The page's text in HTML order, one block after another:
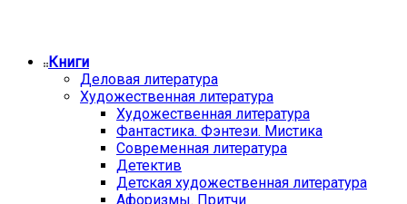
Книги
Деловая литература
Художественная литература
Художественная литература
Фантастика. Фэнтези. Мистика
Современная литература
Детектив
Детская художественная литература
Афоризмы. Притчи